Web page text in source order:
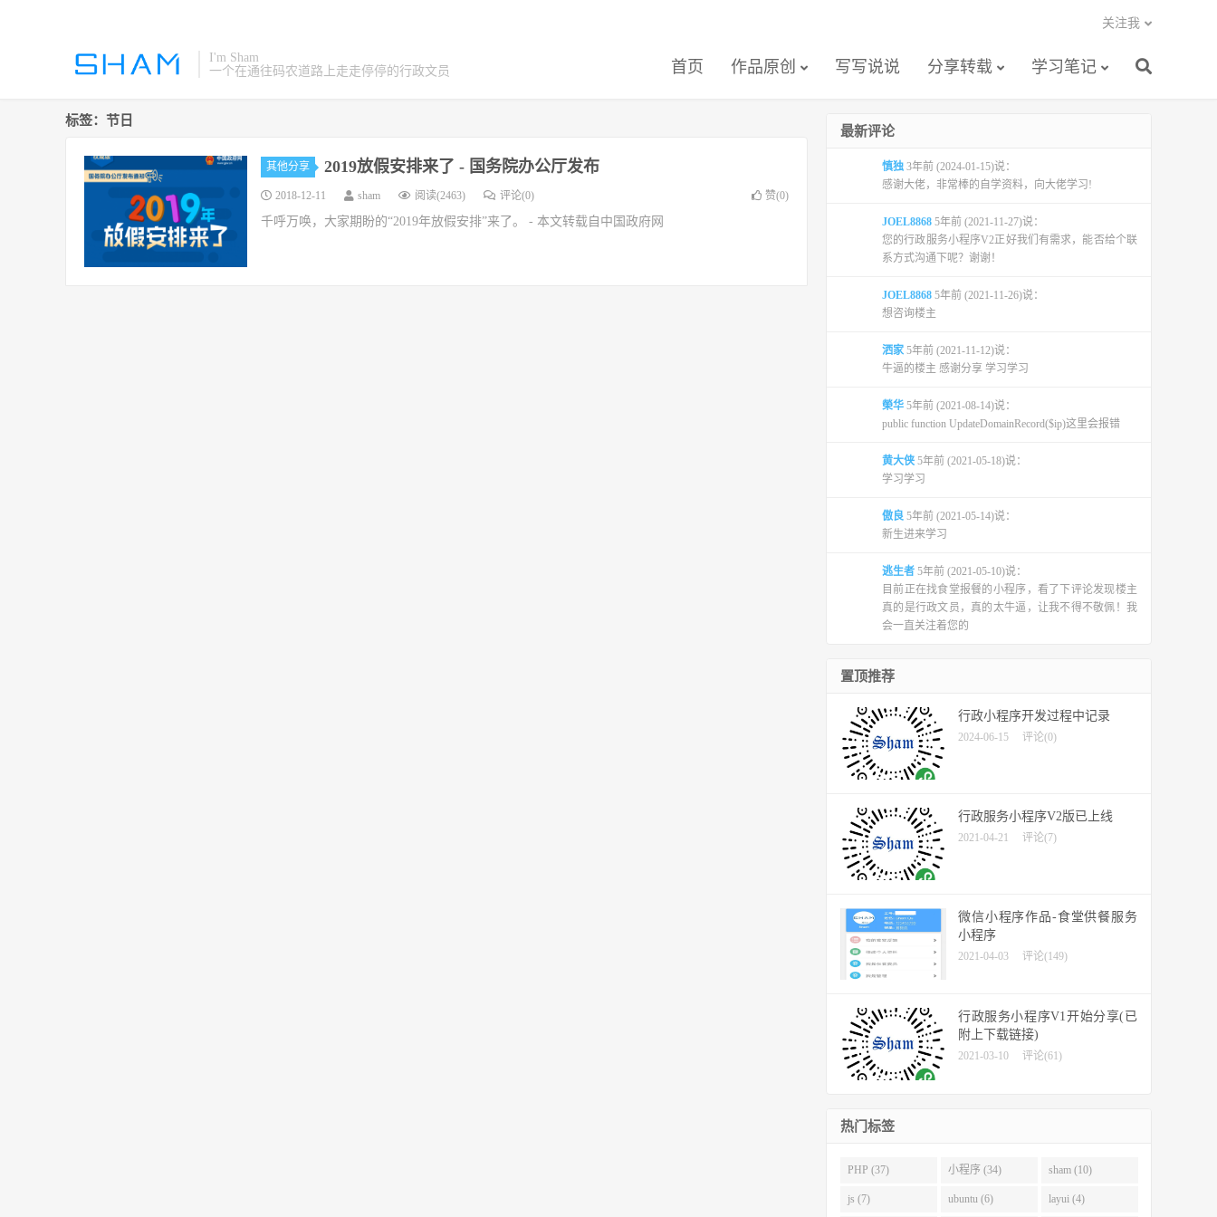
I'm Sham
一个在通往码农道路上走走停停的行政文员
首页 作品原创 写写说说 分享转载 学习笔记
关注我
标签：节日
其他分享 2019放假安排来了 - 国务院办公厅发布
2018-12-11 sham 阅读(2463) 评论(0) 赞(0)
千呼万唤，大家期盼的“2019年放假安排”来了。 - 本文转载自中国政府网
最新评论
慎独 3年前 (2024-01-15)说：
感谢大佬，非常棒的自学资料，向大佬学习!
JOEL8868 5年前 (2021-11-27)说：
您的行政服务小程序V2正好我们有需求，能否给个联
系方式沟通下呢？谢谢！
JOEL8868 5年前 (2021-11-26)说：
想咨询楼主
洒家 5年前 (2021-11-12)说：
牛逼的楼主 感谢分享 学习学习
榮华 5年前 (2021-08-14)说：
public function UpdateDomainRecord($ip)这里会报错
黄大侠 5年前 (2021-05-18)说：
学习学习
傲良 5年前 (2021-05-14)说：
新生进来学习
逃生者 5年前 (2021-05-10)说：
目前正在找食堂报餐的小程序，看了下评论发现楼主
真的是行政文员，真的太牛逼，让我不得不敬佩！我
会一直关注着您的
置顶推荐
行政小程序开发过程中记录
2024-06-15 评论(0)
行政服务小程序V2版已上线
2021-04-21 评论(7)
微信小程序作品-食堂供餐服务
小程序
2021-04-03 评论(149)
行政服务小程序V1开始分享(已
附上下载链接)
2021-03-10 评论(61)
热门标签
PHP (37) 小程序 (34) sham (10)
js (7) ubuntu (6) layui (4)